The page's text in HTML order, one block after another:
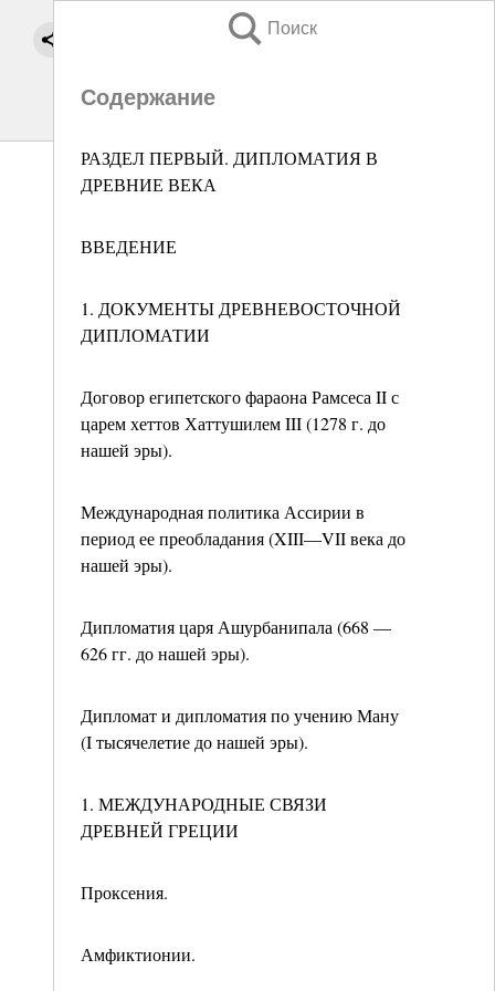
Поиск
Содержание
РАЗДЕЛ ПЕРВЫЙ. ДИПЛОМАТИЯ В
ДРЕВНИЕ ВЕКА
ВВЕДЕНИЕ
1. ДОКУМЕНТЫ ДРЕВНЕВОСТОЧНОЙ
ДИПЛОМАТИИ
Договор египетского фараона Рамсеса II с
царем хеттов Хаттушилем III (1278 г. до
нашей эры).
Международная политика Ассирии в
период ее преобладания (XIII—VII века до
нашей эры).
Дипломатия царя Ашурбанипала (668 —
626 гг. до нашей эры).
Дипломат и дипломатия по учению Ману
(I тысячелетие до нашей эры).
1. МЕЖДУНАРОДНЫЕ СВЯЗИ
ДРЕВНЕЙ ГРЕЦИИ
Проксения.
Амфиктионии.